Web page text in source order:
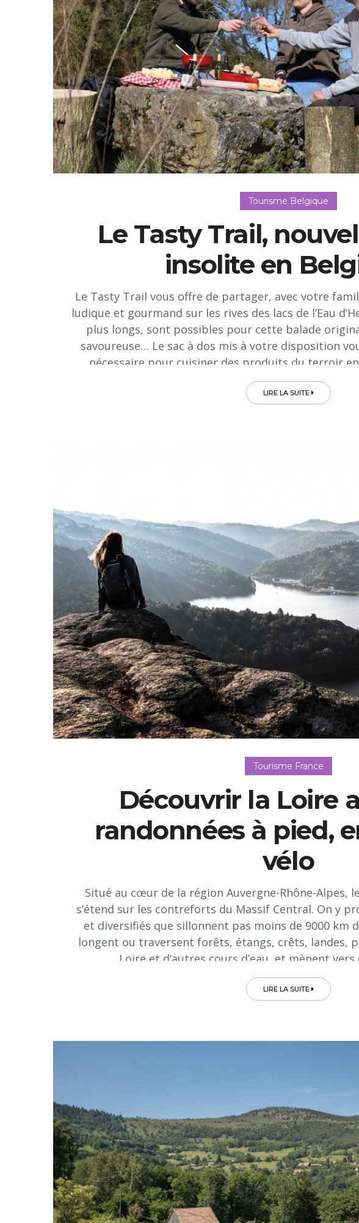
Tourisme Belgique
Le Tasty Trail,
insolite en
Le Tasty Trail vous offre de partager, avec votre
ludique et gourmand sur les rives des lacs de l’Eau
plus longs, sont possibles pour cette balade
savoureuse… Le sac à dos mis à votre disposition
nécessaire pour cuisiner des produits du terroir en
LIRE LA SUITE
Tourisme France
Découvrir la Loire
randonnées à pied,
vélo
Situé au cœur de la région Auvergne-Rhône-Alpes,
s’étend sur les contreforts du Massif Central. On y
et diversifiés que sillonnent pas moins de 9000 km
longent ou traversent forêts, étangs, crêts, landes,
Loire et d’autres cours d’eau, et mènent vers
LIRE LA SUITE